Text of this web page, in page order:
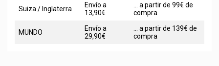
Suiza / Inglaterra
Envío a
13,90€
... a partir de 99€ de
compra
MUNDO
Envío a
29,90€
... a partir de 139€ de
compra